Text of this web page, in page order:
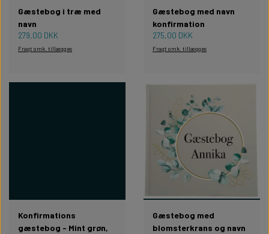
Gæstebog i træ med
navn
279,00 DKK
Fragt omk. tillægges
Gæstebog med navn
konfirmation
275,00 DKK
Fragt omk. tillægges
Konfirmations
gæstebog - Mint grøn,
Gæstebog med
blomsterkrans og navn